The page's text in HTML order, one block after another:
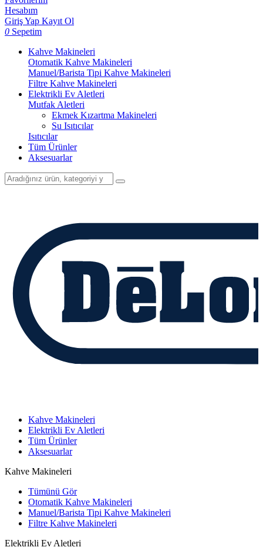
Hesabım
Giriş Yap Kayıt Ol
0 Sepetim
Kahve Makineleri
Otomatik Kahve Makineleri
Manuel/Barista Tipi Kahve Makineleri
Filtre Kahve Makineleri
Elektrikli Ev Aletleri
Mutfak Aletleri
Ekmek Kızartma Makineleri
Su Isıtıcılar
Isıtıcılar
Tüm Ürünler
Aksesuarlar
Kahve Makineleri
Elektrikli Ev Aletleri
Tüm Ürünler
Aksesuarlar
Kahve Makineleri
Tümünü Gör
Otomatik Kahve Makineleri
Manuel/Barista Tipi Kahve Makineleri
Filtre Kahve Makineleri
Elektrikli Ev Aletleri